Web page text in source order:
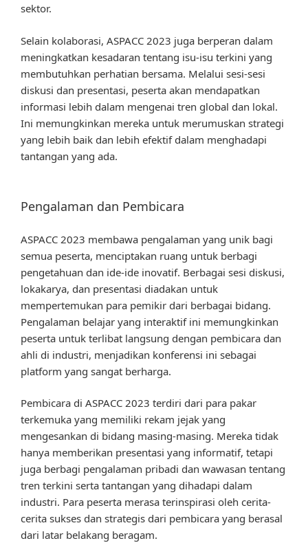
sektor.
Selain kolaborasi, ASPACC 2023 juga berperan dalam
meningkatkan kesadaran tentang isu-isu terkini yang
membutuhkan perhatian bersama. Melalui sesi-sesi
diskusi dan presentasi, peserta akan mendapatkan
informasi lebih dalam mengenai tren global dan lokal.
Ini memungkinkan mereka untuk merumuskan strategi
yang lebih baik dan lebih efektif dalam menghadapi
tantangan yang ada.
Pengalaman dan Pembicara
ASPACC 2023 membawa pengalaman yang unik bagi
semua peserta, menciptakan ruang untuk berbagi
pengetahuan dan ide-ide inovatif. Berbagai sesi diskusi,
lokakarya, dan presentasi diadakan untuk
mempertemukan para pemikir dari berbagai bidang.
Pengalaman belajar yang interaktif ini memungkinkan
peserta untuk terlibat langsung dengan pembicara dan
ahli di industri, menjadikan konferensi ini sebagai
platform yang sangat berharga.
Pembicara di ASPACC 2023 terdiri dari para pakar
terkemuka yang memiliki rekam jejak yang
mengesankan di bidang masing-masing. Mereka tidak
hanya memberikan presentasi yang informatif, tetapi
juga berbagi pengalaman pribadi dan wawasan tentang
tren terkini serta tantangan yang dihadapi dalam
industri. Para peserta merasa terinspirasi oleh cerita-
cerita sukses dan strategis dari pembicara yang berasal
dari latar belakang beragam.